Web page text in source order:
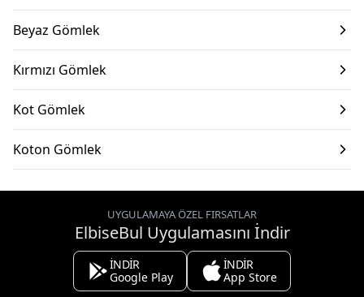
Beyaz Gömlek
Kırmızı Gömlek
Kot Gömlek
Koton Gömlek
UYGULAMAYA ÖZEL FIRSATLAR
ElbiseBul Uygulamasını İndir
İNDİR
Google Play
İNDİR
App Store